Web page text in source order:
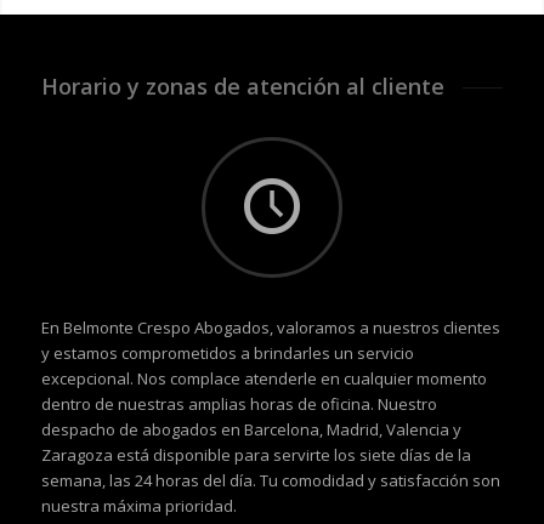
Horario y zonas de atención al cliente
En Belmonte Crespo Abogados, valoramos a nuestros clientes
y estamos comprometidos a brindarles un servicio
excepcional. Nos complace atenderle en cualquier momento
dentro de nuestras amplias horas de oficina. Nuestro
despacho de abogados en Barcelona, Madrid, Valencia y
Zaragoza está disponible para servirte los siete días de la
semana, las 24 horas del día. Tu comodidad y satisfacción son
nuestra máxima prioridad.